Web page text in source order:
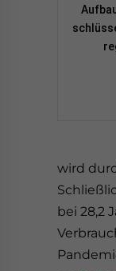
wird
bei 28,2